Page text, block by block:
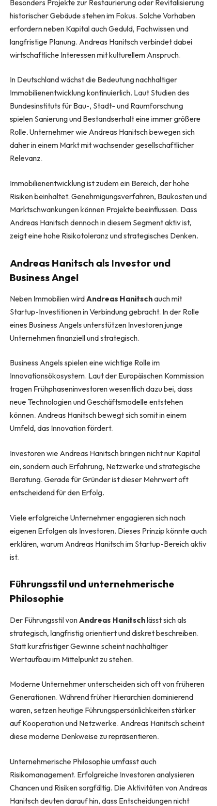
Besonders Projekte zur Restaurierung oder Revitalisierung
historischer Gebäude stehen im Fokus. Solche Vorhaben
erfordern neben Kapital auch Geduld, Fachwissen und
langfristige Planung. Andreas Hanitsch verbindet dabei
wirtschaftliche Interessen mit kulturellem Anspruch.
In Deutschland wächst die Bedeutung nachhaltiger
Immobilienentwicklung kontinuierlich. Laut Studien des
Bundesinstituts für Bau-, Stadt- und Raumforschung
spielen Sanierung und Bestandserhalt eine immer größere
Rolle. Unternehmer wie Andreas Hanitsch bewegen sich
daher in einem Markt mit wachsender gesellschaftlicher
Relevanz.
Immobilienentwicklung ist zudem ein Bereich, der hohe
Risiken beinhaltet. Genehmigungsverfahren, Baukosten und
Marktschwankungen können Projekte beeinflussen. Dass
Andreas Hanitsch dennoch in diesem Segment aktiv ist,
zeigt eine hohe Risikotoleranz und strategisches Denken.
Andreas Hanitsch als Investor und
Business Angel
Neben Immobilien wird Andreas Hanitschauch mit
Startup-Investitionen in Verbindung gebracht. In der Rolle
eines Business Angels unterstützen Investoren junge
Unternehmen finanziell und strategisch.
Business Angels spielen eine wichtige Rolle im
Innovationsökosystem. Laut der Europäischen Kommission
tragen Frühphaseninvestoren wesentlich dazu bei, dass
neue Technologien und Geschäftsmodelle entstehen
können. Andreas Hanitsch bewegt sich somit in einem
Umfeld, das Innovation fördert.
Investoren wie Andreas Hanitsch bringen nicht nur Kapital
ein, sondern auch Erfahrung, Netzwerke und strategische
Beratung. Gerade für Gründer ist dieser Mehrwert oft
entscheidend für den Erfolg.
Viele erfolgreiche Unternehmer engagieren sich nach
eigenen Erfolgen als Investoren. Dieses Prinzip könnte auch
erklären, warum Andreas Hanitsch im Startup-Bereich aktiv
ist.
Führungsstil und unternehmerische
Philosophie
Der Führungsstil von Andreas Hanitschlässt sich als
strategisch, langfristig orientiert und diskret beschreiben.
Statt kurzfristiger Gewinne scheint nachhaltiger
Wertaufbau im Mittelpunkt zu stehen.
Moderne Unternehmer unterscheiden sich oft von früheren
Generationen. Während früher Hierarchien dominierend
waren, setzen heutige Führungspersönlichkeiten stärker
auf Kooperation und Netzwerke. Andreas Hanitsch scheint
diese moderne Denkweise zu repräsentieren.
Unternehmerische Philosophie umfasst auch
Risikomanagement. Erfolgreiche Investoren analysieren
Chancen und Risiken sorgfältig. Die Aktivitäten von Andreas
Hanitsch deuten darauf hin, dass Entscheidungen nicht